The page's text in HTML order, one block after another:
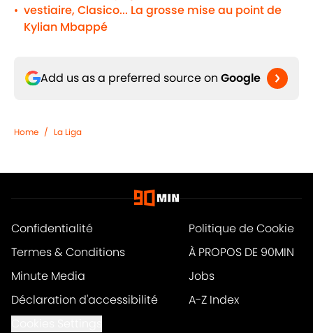
• vestiaire, Clasico... La grosse mise au point de
Kylian Mbappé
Add us as a preferred source on Google
Home / La Liga
Confidentialité
Politique de Cookie
Termes & Conditions
À PROPOS DE 90MIN
Minute Media
Jobs
Déclaration d'accessibilité
A-Z Index